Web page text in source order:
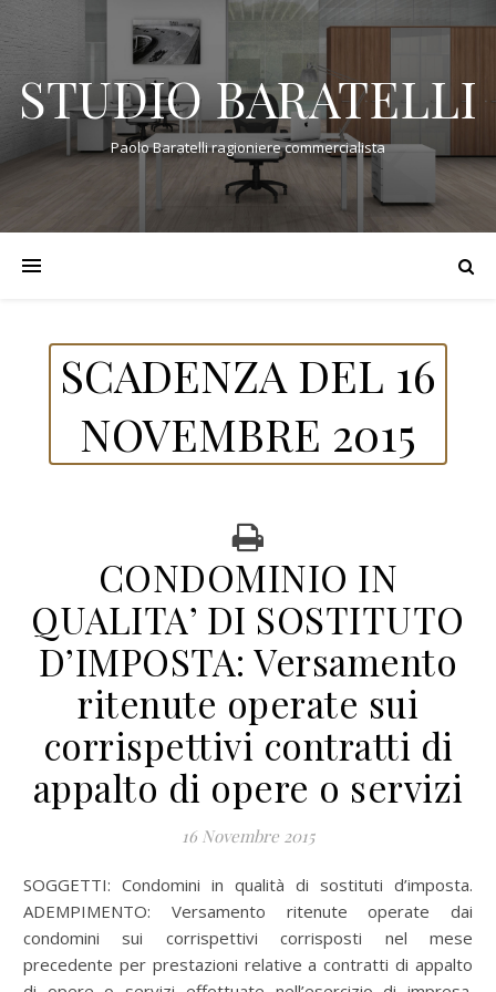
STUDIO BARATELLI
Paolo Baratelli ragioniere commercialista
SCADENZA DEL 16
NOVEMBRE 2015
CONDOMINIO IN
QUALITA’ DI SOSTITUTO
D’IMPOSTA: Versamento
ritenute operate sui
corrispettivi contratti di
appalto di opere o servizi
16 Novembre 2015
SOGGETTI: Condomini in qualità di sostituti d’imposta.
ADEMPIMENTO: Versamento ritenute operate dai
condomini sui corrispettivi corrisposti nel mese
precedente per prestazioni relative a contratti di appalto